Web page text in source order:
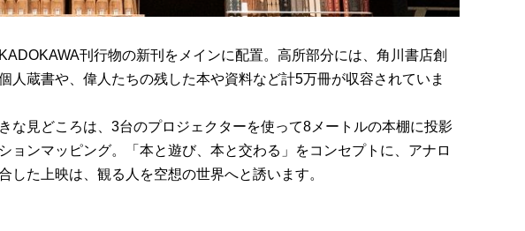
刊行物の新刊をメインに配置。高所部分には、角川書店創
人蔵書や、偉人たちの残した本や資料など計5万冊が収容されていま
な見どころは、3台のプロジェクターを使って8メートルの本棚に投影
ョンマッピング。「本と遊び、本と交わる」をコンセプトに、アナロ
した上映は、観る人を空想の世界へと誘います。